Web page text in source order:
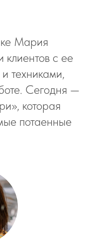
Мария
клиентов с ее
техниками,
Сегодня —
которая
потаенные